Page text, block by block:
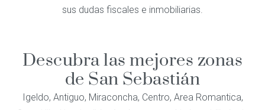
sus dudas fiscales e inmobiliarias.
Descubra las mejores zonas
de San Sebastián
Igeldo, Antiguo, Miraconcha, Centro, Area Romantica,